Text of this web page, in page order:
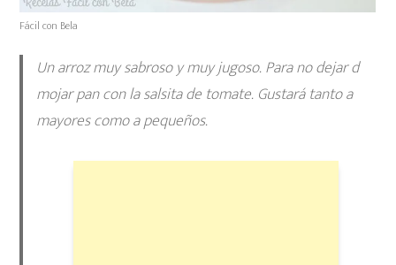
Fácil con Bela
Un arroz muy sabroso y muy jugoso. Para no dejar d
mojar pan con la salsita de tomate. Gustará tanto a
mayores como a pequeños.